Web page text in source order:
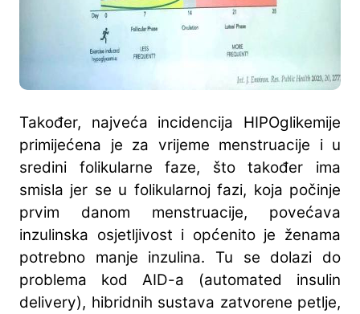
Također, najveća incidencija HIPOglikemije
primijećena je za vrijeme menstruacije i u
sredini folikularne faze, što također ima
smisla jer se u folikularnoj fazi, koja počinje
prvim danom menstruacije, povećava
inzulinska osjetljivost i općenito je ženama
potrebno manje inzulina. Tu se dolazi do
problema kod AID-a (automated insulin
delivery), hibridnih sustava zatvorene petlje,